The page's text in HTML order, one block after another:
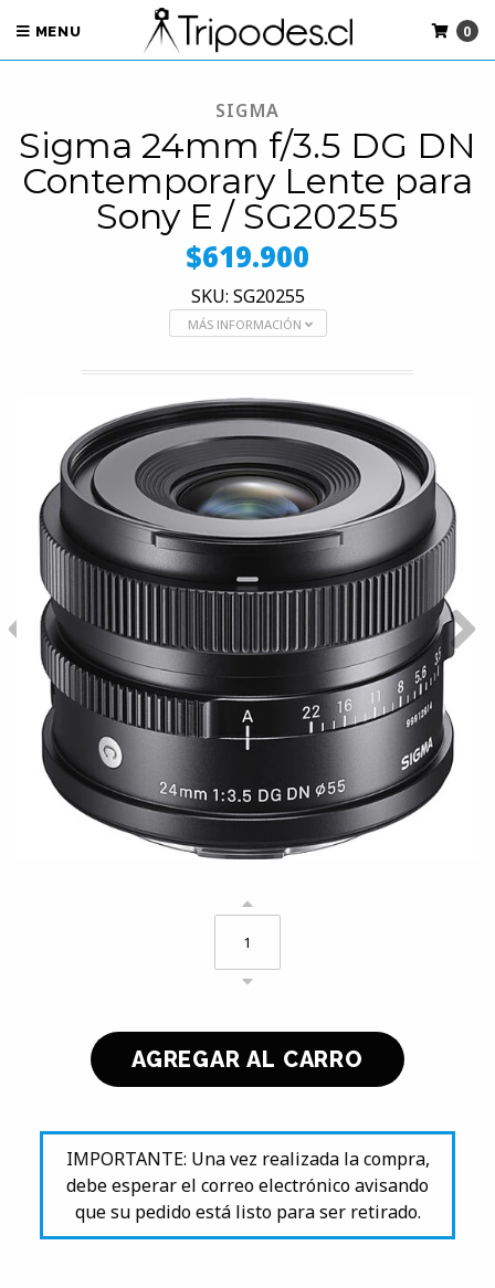
MENU 0
SIGMA
Sigma 24mm f/3.5 DG DN
Contemporary Lente para
Sony E / SG20255
$619.900
SKU: SG20255
MÁS INFORMACIÓN
IMPORTANTE: Una vez realizada la compra,
debe esperar el correo electrónico avisando
que su pedido está listo para ser retirado.